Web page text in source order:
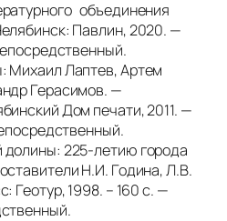
объединения
Павлин, 2020. —
Михаил Лаптев, Артем
Герасимов. —
Дом печати, 2011. —
225-летию города
Н.И. Година, Л.В.
Геотур, 1998. – 160 с. —